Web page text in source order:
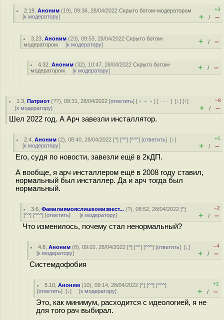
2.19 ,Аноним (19), 09:36, 28/04/2022Скрыто ботом-модератором
[к модератору]
+3
+ / –
3.23 ,Аноним (23), 09:53, 28/04/2022Скрыто ботом-
модератором [к модератору] + / –
4.32 ,Аноним (32), 10:47, 28/04/2022Скрыто ботом-
модератором [к модератору] + / –
1.3 ,Патриот (??), 08:31, 28/04/2022 [ответить] [ ﹢﹢﹢] [ · · ·][↓] [↑]
[к модератору]
–8
+ / –
Шел 2022 год. А Арч завезли инсталлятор.
2.4 ,Аноним (2), 08:40, 28/04/2022 [^] [^^] [^^^] [ответить][↓]
[к модератору]
+1
+ / –
Его, судя по новости, завезли ещё в 2кДП.
А вообще, я арч инсталлером ещё в 2008 году ставил,
нормальный был инсталлер. Да и арч тогда был
нормальный.
3.6 ,Фамилиямояслишкомизвест... (?), 08:52, 28/04/2022 [^]
[^^] [^^^] [ответить] [к модератору]
–2
+ / –
Что изменилось, почему стал ненормальный?
4.8 ,Аноним (8), 09:02, 28/04/2022 [^] [^^] [^^^] [ответить][↓]
[к модератору]
–4
+ / –
Системдофобия
5.10 ,Аноним (10), 09:14, 28/04/2022 [^] [^^] [^^^]
[ответить] [↓] [к модератору]
+2
+ / –
Это, как минимум, расходится с идеологией, я не
для того рач выбирал.